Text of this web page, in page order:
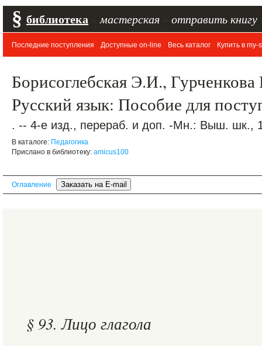
§ библиотека мастерская отправить книгу
Последние поступления Доступные on-line Весь каталог Купить в my-
Борисоглебская Э.И.,
Русский язык: Пособие для
. -- 4-е изд., перераб. и доп. -Мн.: Выш. шк.,
В каталоге: Педагогика
Прислано в библиотеку: amicus100
Оглавление
§ 93. Лицо глагола